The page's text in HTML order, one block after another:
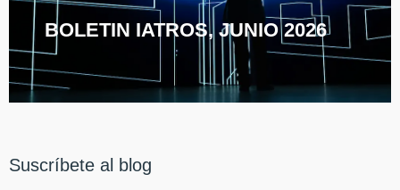
BOLETIN IATROS, JUNIO 2026
Suscríbete al blog